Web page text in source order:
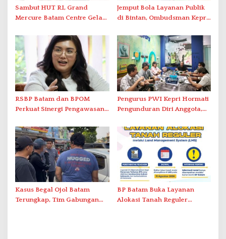
Sambut HUT RI, Grand
Mercure Batam Centre Gelar
Nusantara’
Jemput Bola Layanan Publik
di Bintan, Ombudsman Kepri
Solar Nelayan
RSBP Batam dan BPOM
Perkuat Sinergi Pengawasan
Pelayanan Kefarmasian
Pengurus PWI Kepri Hormati
Pengunduran Diri Anggota,
Administrasi ke Pusat
Kasus Begal Ojol Batam
Terungkap, Tim Gabungan
BP Batam Buka Layanan
Alokasi Tanah Reguler